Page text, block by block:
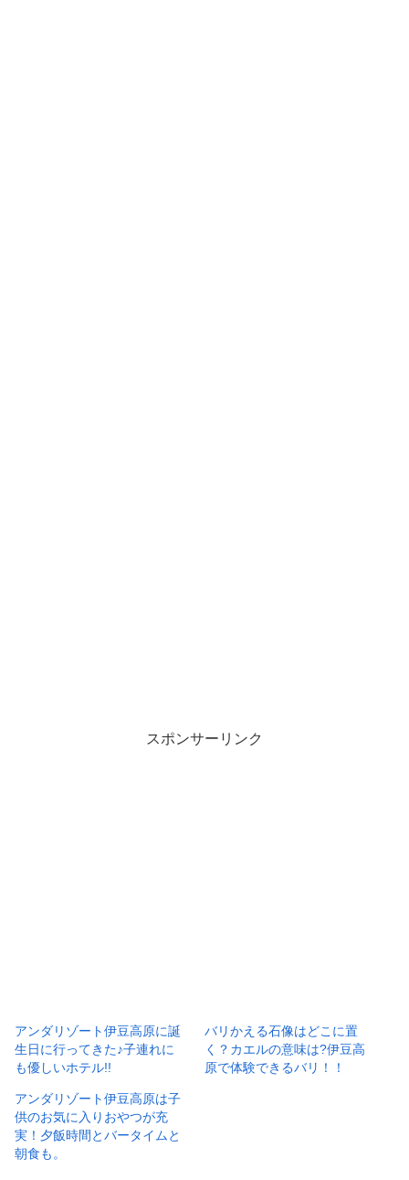
スポンサーリンク
アンダリゾート伊豆高原に誕
生日に行ってきた♪子連れに
も優しいホテル!!
バリかえる石像はどこに置
く？カエルの意味は?伊豆高
原で体験できるバリ！！
アンダリゾート伊豆高原は子
供のお気に入りおやつが充
実！夕飯時間とバータイムと
朝食も。